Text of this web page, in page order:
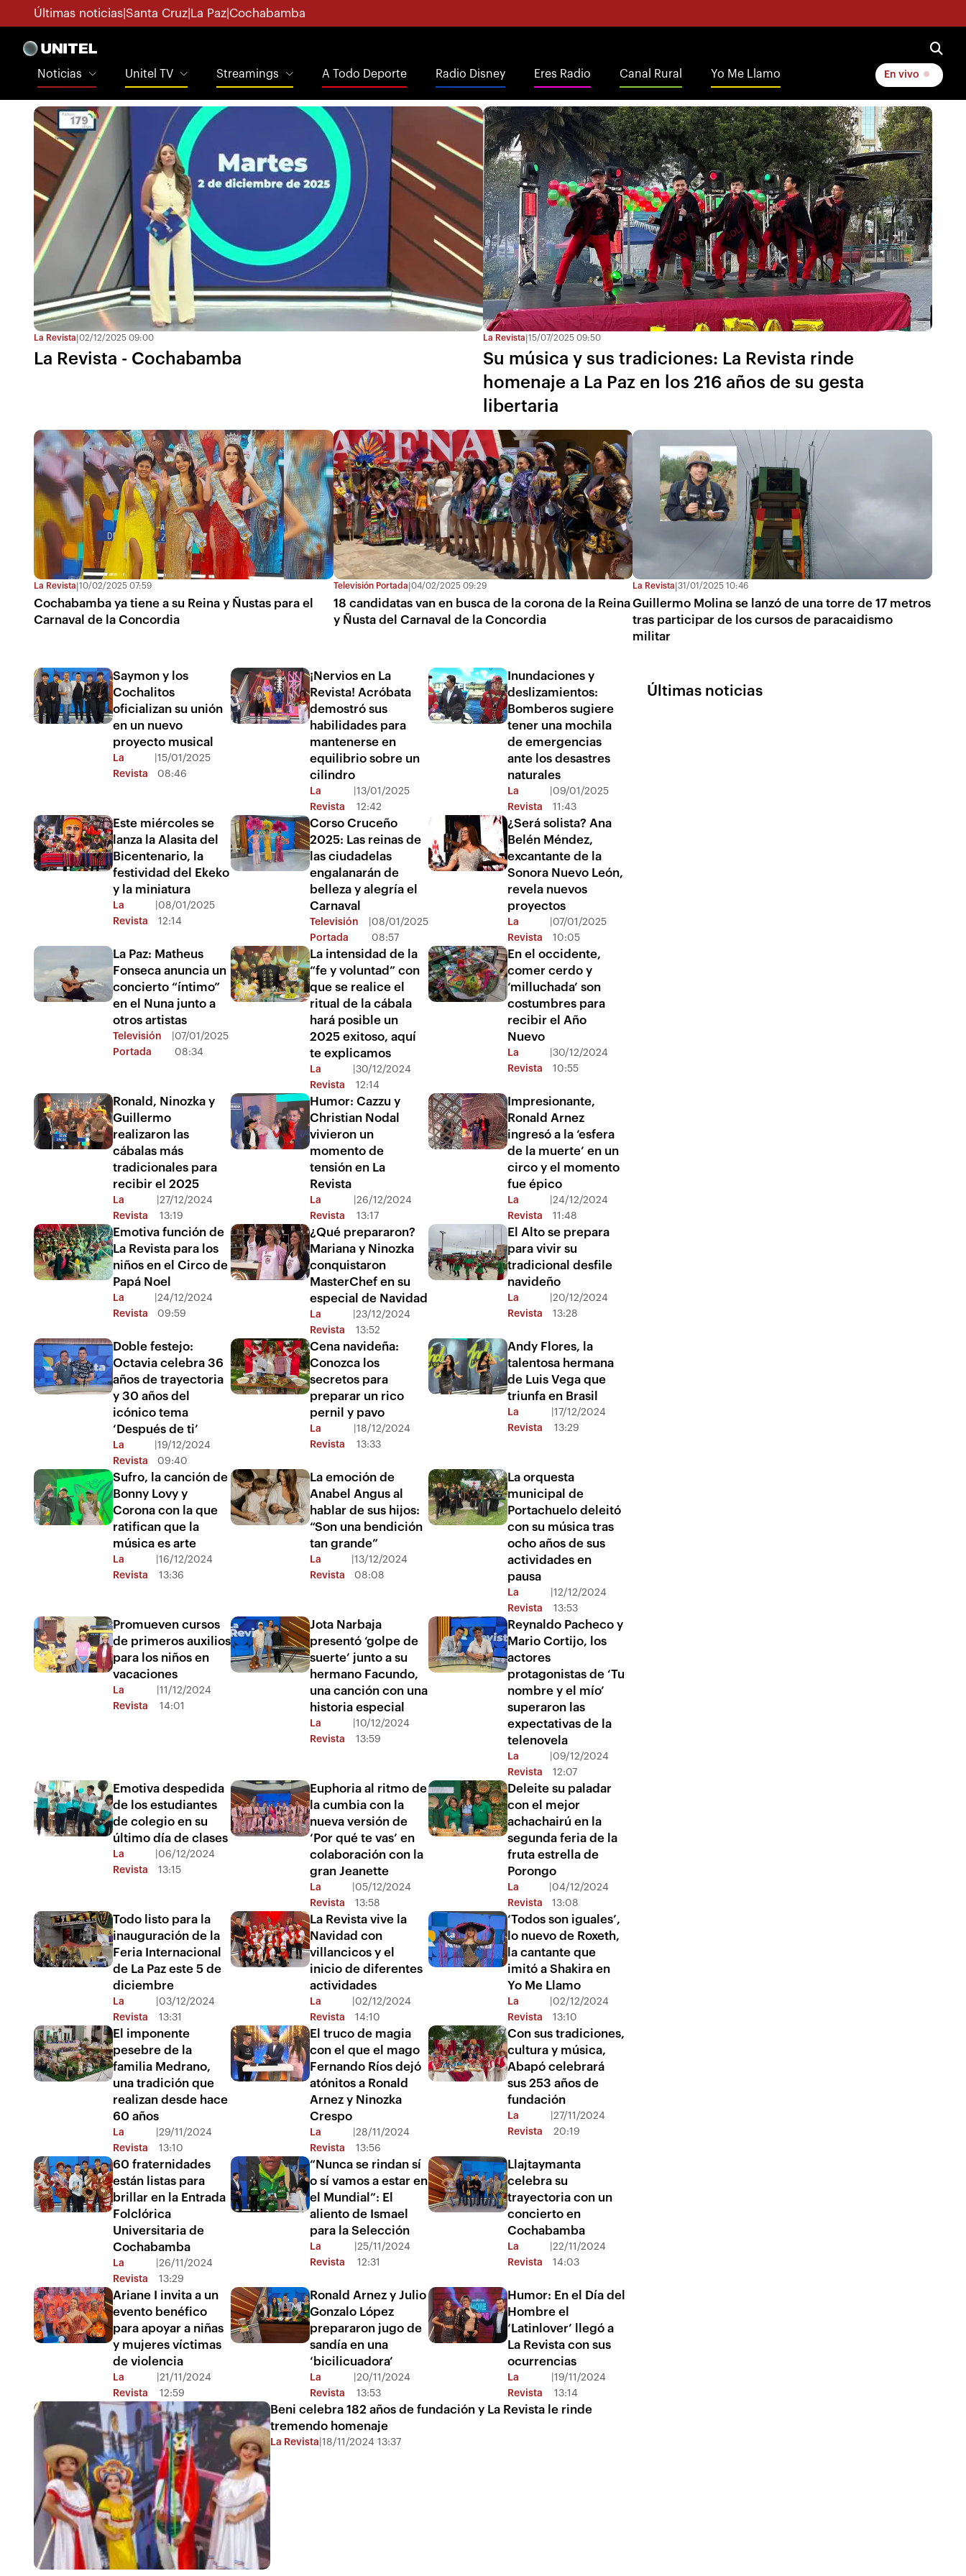
Últimas noticias Santa Cruz La Paz Cochabamba
Noticias Unitel TV Streamings A Todo Deporte Radio Disney Eres Radio Canal Rural Yo Me Llamo En vivo
La Revista 02/12/2025 09:00
La Revista - Cochabamba
La Revista 15/07/2025 09:50
Su música y sus tradiciones: La Revista rinde
homenaje a La Paz en los 216 años de su gesta
libertaria
La Revista 10/02/2025 07:59
Cochabamba ya tiene a su Reina y Ñustas para el
Carnaval de la Concordia
Televisión Portada 04/02/2025 09:29
18 candidatas van en busca de la corona de la Reina
y Ñusta del Carnaval de la Concordia
La Revista |31/01/2025 10:46
Guillermo Molina se lanzó de una torre de 17 metros
tras participar de los cursos de paracaidismo
militar
Saymon y los
Cochalitos
oficializan su unión
en un nuevo
proyecto musical
La
Revista
|15/01/2025
08:46
¡Nervios en La
Revista! Acróbata
demostró sus
habilidades para
mantenerse en
equilibrio sobre un
cilindro
La
Revista
13/01/2025
12:42
Inundaciones y
deslizamientos:
Bomberos sugiere
tener una mochila
de emergencias
ante los desastres
naturales
La
Revista
09/01/2025
11:43
Este miércoles se
lanza la Alasita del
Bicentenario, la
festividad del Ekeko
y la miniatura
La
Revista
08/01/2025
12:14
Corso Cruceño
2025: Las reinas de
las ciudadelas
engalanarán de
belleza y alegría el
Carnaval
Televisión
Portada
08/01/2025
08:57
¿Será solista? Ana
Belén Méndez,
excantante de la
Sonora Nuevo León,
revela nuevos
proyectos
La
Revista
07/01/2025
10:05
La Paz: Matheus
Fonseca anuncia un
concierto “íntimo”
en el Nuna junto a
otros artistas
Televisión
Portada
07/01/2025
08:34
La intensidad de la
“fe y voluntad” con
que se realice el
ritual de la cábala
hará posible un
2025 exitoso, aquí
te explicamos
La
Revista
|30/12/2024
12:14
En el occidente,
comer cerdo y
‘milluchada’ son
costumbres para
recibir el Año
Nuevo
La
Revista
30/12/2024
10:55
Ronald, Ninozka y
Guillermo
realizaron las
cábalas más
tradicionales para
recibir el 2025
La
Revista
27/12/2024
13:19
Humor: Cazzu y
Christian Nodal
vivieron un
momento de
tensión en La
Revista
La
Revista
26/12/2024
13:17
Impresionante,
Ronald Arnez
ingresó a la ‘esfera
de la muerte’ en un
circo y el momento
fue épico
La
Revista
|24/12/2024
11:48
Emotiva función de
La Revista para los
niños en el Circo de
Papá Noel
La
Revista
24/12/2024
09:59
¿Qué prepararon?
Mariana y Ninozka
conquistaron
MasterChef en su
especial de Navidad
La
Revista
|23/12/2024
13:52
El Alto se prepara
para vivir su
tradicional desfile
navideño
La
Revista
|20/12/2024
13:28
Doble festejo:
Octavia celebra 36
años de trayectoria
y 30 años del
icónico tema
‘Después de ti’
La
Revista
19/12/2024
09:40
Cena navideña:
Conozca los
secretos para
preparar un rico
pernil y pavo
La
Revista
18/12/2024
13:33
Andy Flores, la
talentosa hermana
de Luis Vega que
triunfa en Brasil
La
Revista
17/12/2024
13:29
Sufro, la canción de
Bonny Lovy y
Corona con la que
ratifican que la
música es arte
La
Revista
16/12/2024
13:36
La emoción de
Anabel Angus al
hablar de sus hijos:
“Son una bendición
tan grande”
La
Revista
|13/12/2024
08:08
La orquesta
municipal de
Portachuelo deleitó
con su música tras
ocho años de sus
actividades en
pausa
La
Revista
|12/12/2024
13:53
Promueven cursos
de primeros auxilios
para los niños en
vacaciones
La
Revista
11/12/2024
14:01
Jota Narbaja
presentó ‘golpe de
suerte’ junto a su
hermano Facundo,
una canción con una
historia especial
La
Revista
|10/12/2024
13:59
Reynaldo Pacheco y
Mario Cortijo, los
actores
protagonistas de ‘Tu
nombre y el mío’
superaron las
expectativas de la
telenovela
La
Revista
09/12/2024
12:07
Emotiva despedida
de los estudiantes
de colegio en su
último día de clases
La
Revista
06/12/2024
13:15
Euphoria al ritmo de
la cumbia con la
nueva versión de
‘Por qué te vas’ en
colaboración con la
gran Jeanette
La
Revista
05/12/2024
13:58
Deleite su paladar
con el mejor
achachairú en la
segunda feria de la
fruta estrella de
Porongo
La
Revista
04/12/2024
13:08
Todo listo para la
inauguración de la
Feria Internacional
de La Paz este 5 de
diciembre
La
Revista
03/12/2024
13:31
La Revista vive la
Navidad con
villancicos y el
inicio de diferentes
actividades
La
Revista
02/12/2024
14:10
‘Todos son iguales’,
lo nuevo de Roxeth,
la cantante que
imitó a Shakira en
Yo Me Llamo
La
Revista
02/12/2024
13:10
El imponente
pesebre de la
familia Medrano,
una tradición que
realizan desde hace
60 años
La
Revista
|29/11/2024
13:10
El truco de magia
con el que el mago
Fernando Ríos dejó
atónitos a Ronald
Arnez y Ninozka
Crespo
La
Revista
|28/11/2024
13:56
Con sus tradiciones,
cultura y música,
Abapó celebrará
sus 253 años de
fundación
La
Revista
27/11/2024
20:19
60 fraternidades
están listas para
brillar en la Entrada
Folclórica
Universitaria de
Cochabamba
La
Revista
26/11/2024
13:29
“Nunca se rindan sí
o sí vamos a estar en
el Mundial”: El
aliento de Ismael
para la Selección
La
Revista
25/11/2024
12:31
Llajtaymanta
celebra su
trayectoria con un
concierto en
Cochabamba
La
Revista
|22/11/2024
14:03
Ariane I invita a un
evento benéfico
para apoyar a niñas
y mujeres víctimas
de violencia
La
Revista
21/11/2024
12:59
Ronald Arnez y Julio
Gonzalo López
prepararon jugo de
sandía en una
‘bicilicuadora’
La
Revista
20/11/2024
13:53
Humor: En el Día del
Hombre el
‘Latinlover’ llegó a
La Revista con sus
ocurrencias
La
Revista
|19/11/2024
13:14
Beni celebra 182 años de fundación y La Revista le rinde
tremendo homenaje
La Revista |18/11/2024 13:37
Últimas noticias